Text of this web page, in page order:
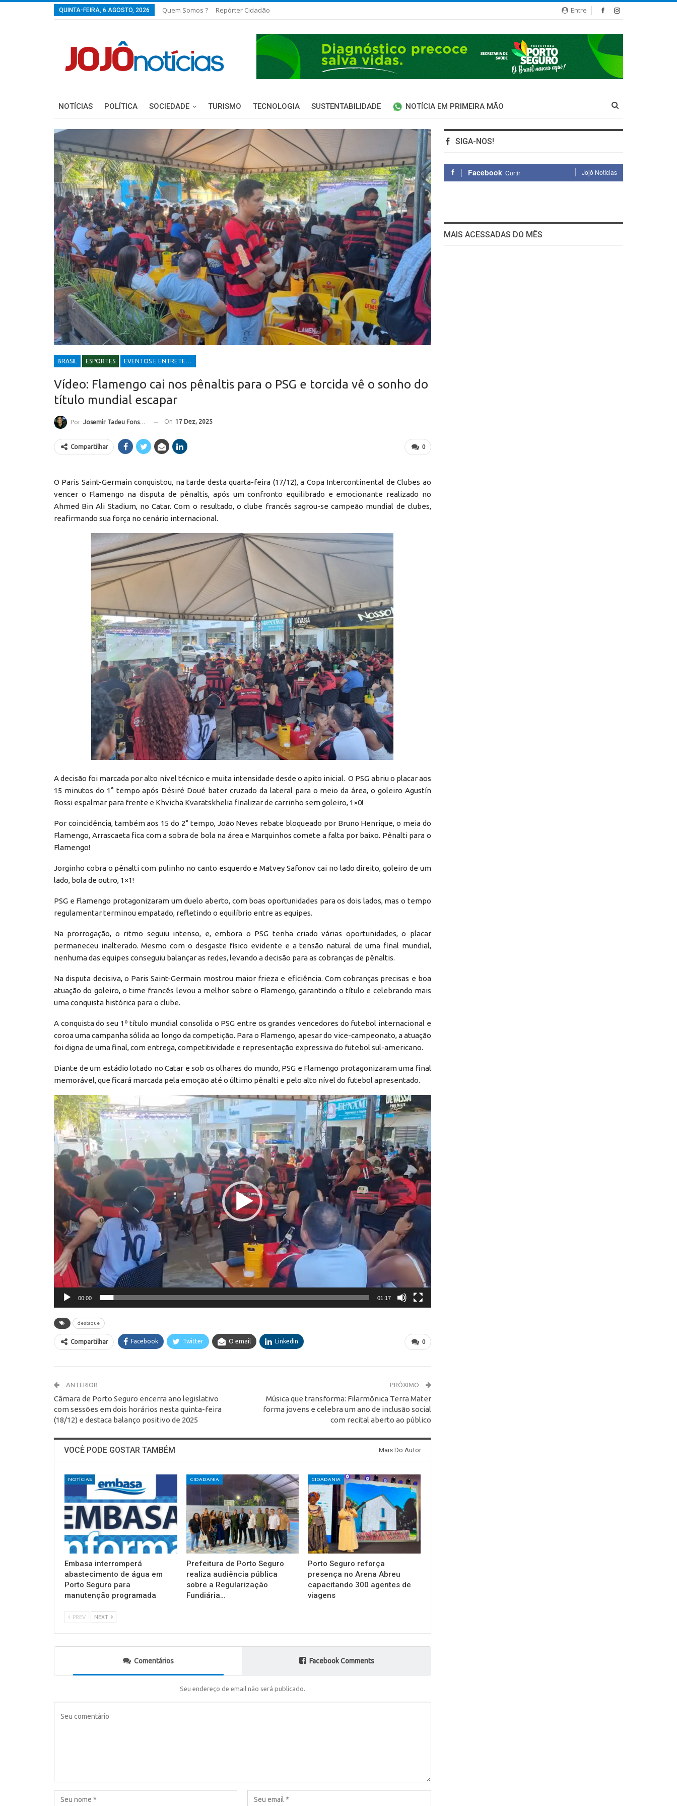
Entre
QUINTA-FEIRA, 6 AGOSTO, 2026 Quem Somos ? Repórter Cidadão
NOTÍCIAS POLÍTICA SOCIEDADE TURISMO TECNOLOGIA SUSTENTABILIDADE NOTÍCIA EM PRIMEIRA MÃO
BRASIL ESPORTES EVENTOS E ENTRETENIMENTOS
Vídeo: Flamengo cai nos pênaltis para o PSG e torcida vê o sonho do
título mundial escapar
Por Josemir Tadeu Fonseca On 17 Dez, 2025
0
Compartilhar
O Paris Saint-Germain conquistou, na tarde desta quarta-feira (17/12), a Copa Intercontinental de Clubes ao
vencer o Flamengo na disputa de pênaltis, após um confronto equilibrado e emocionante realizado no
Ahmed Bin Ali Stadium, no Catar. Com o resultado, o clube francês sagrou-se campeão mundial de clubes,
reafirmando sua força no cenário internacional.
A decisão foi marcada por alto nível técnico e muita intensidade desde o apito inicial. O PSG abriu o placar aos
15 minutos do 1° tempo após Désiré Doué bater cruzado da lateral para o meio da área, o goleiro Agustín
Rossi espalmar para frente e Khvicha Kvaratskhelia finalizar de carrinho sem goleiro, 1×0!
Por coincidência, também aos 15 do 2° tempo, João Neves rebate bloqueado por Bruno Henrique, o meia do
Flamengo, Arrascaeta fica com a sobra de bola na área e Marquinhos comete a falta por baixo. Pênalti para o
Flamengo!
Jorginho cobra o pênalti com pulinho no canto esquerdo e Matvey Safonov cai no lado direito, goleiro de um
lado, bola de outro, 1×1!
PSG e Flamengo protagonizaram um duelo aberto, com boas oportunidades para os dois lados, mas o tempo
regulamentar terminou empatado, refletindo o equilíbrio entre as equipes.
Na prorrogação, o ritmo seguiu intenso, e, embora o PSG tenha criado várias oportunidades, o placar
permaneceu inalterado. Mesmo com o desgaste físico evidente e a tensão natural de uma final mundial,
nenhuma das equipes conseguiu balançar as redes, levando a decisão para as cobranças de pênaltis.
Na disputa decisiva, o Paris Saint-Germain mostrou maior frieza e eficiência. Com cobranças precisas e boa
atuação do goleiro, o time francês levou a melhor sobre o Flamengo, garantindo o título e celebrando mais
uma conquista histórica para o clube.
A conquista do seu 1º título mundial consolida o PSG entre os grandes vencedores do futebol internacional e
coroa uma campanha sólida ao longo da competição. Para o Flamengo, apesar do vice-campeonato, a atuação
foi digna de uma final, com entrega, competitividade e representação expressiva do futebol sul-americano.
Diante de um estádio lotado no Catar e sob os olhares do mundo, PSG e Flamengo protagonizaram uma final
memorável, que ficará marcada pela emoção até o último pênalti e pelo alto nível do futebol apresentado.
Reprodutor
de
vídeo
00:00 01:17
destaque
0
Compartilhar Facebook Twitter O email Linkedin
ANTERIOR
Câmara de Porto Seguro encerra ano legislativo
com sessões em dois horários nesta quinta-feira
(18/12) e destaca balanço positivo de 2025
PRÓXIMO
Música que transforma: Filarmônica Terra Mater
forma jovens e celebra um ano de inclusão social
com recital aberto ao público
VOCÊ PODE GOSTAR TAMBÉM Mais Do Autor
NOTÍCIAS
Embasa interromperá
abastecimento de água em
Porto Seguro para
manutenção programada
CIDADANIA
Prefeitura de Porto Seguro
realiza audiência pública
sobre a Regularização
Fundiária…
CIDADANIA
Porto Seguro reforça
presença no Arena Abreu
capacitando 300 agentes de
viagens
PREV NEXT
Comentários Facebook Comments
Seu endereço de email não será publicado.
SIGA-NOS!
Facebook Curtir Jojô Notícias
MAIS ACESSADAS DO MÊS